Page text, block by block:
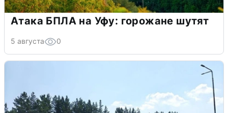
Атака БПЛА на Уфу: горожане шутят
5 августа 0